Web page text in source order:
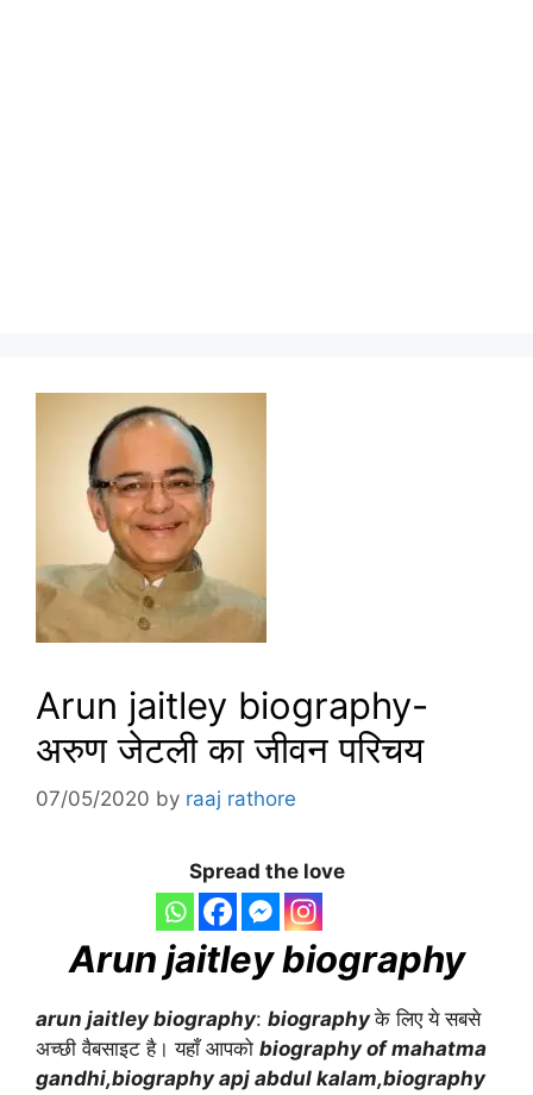
Arun jaitley biography-
अरुण जेटली का जीवन परिचय
07/05/2020 by raaj rathore
Spread the love
Arun jaitley biography
arun jaitley biography: biographyके लिए ये सबसे
अच्छी वैबसाइट है। यहाँ आपको biography of mahatma
gandhi,biography apj abdul kalam,biography